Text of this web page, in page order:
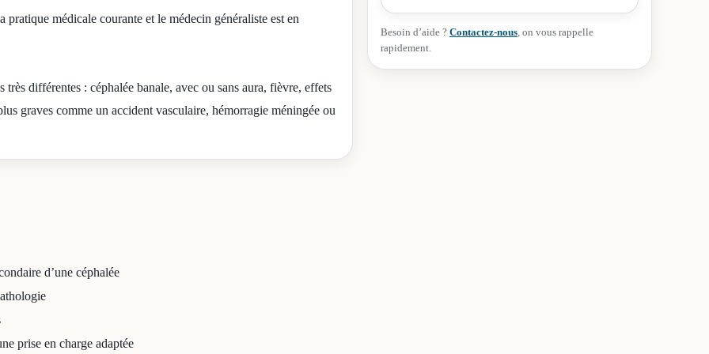
médicale courante et le médecin généraliste est en
différentes : céphalée banale, avec ou sans aura, fièvre, effets
graves comme un accident vasculaire, hémorragie méningée ou
d’une céphalée
prise en charge adaptée
Besoin d’aide ? Contactez-nous, on vous rappelle
rapidement.